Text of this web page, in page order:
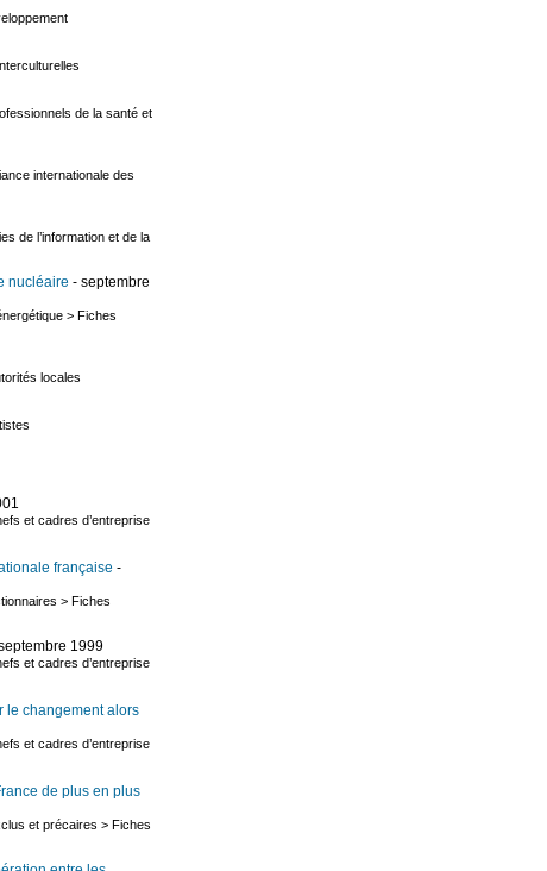
de la santé et
internationale des
de l’information et de la
nucléaire - septembre
> Fiches
locales
et cadres d’entreprise
française -
> Fiches
1999
et cadres d’entreprise
le changement alors
et cadres d’entreprise
de plus en plus
et précaires > Fiches